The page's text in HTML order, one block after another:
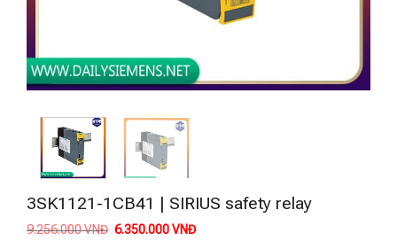
3SK1121-1CB41 | SIRIUS safety relay
9.256.000VNĐ Giá
6.350.000VNĐGiá